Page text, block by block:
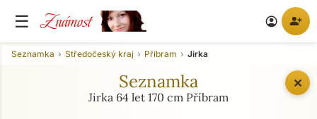
☰ Známost account_circle person_add
✕
Seznamka Středočeský kraj Příbram Jirka
Seznamka
Jirka 64 let 170 cm Příbram